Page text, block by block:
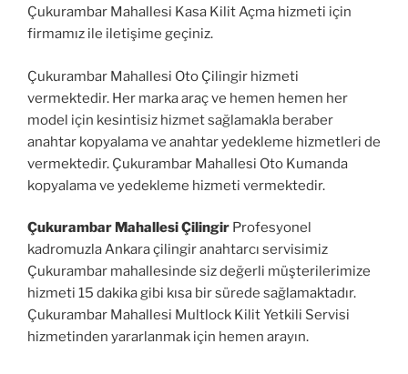
Çukurambar Mahallesi Kasa Kilit Açma hizmeti için
firmamız ile iletişime geçiniz.
Çukurambar Mahallesi Oto Çilingir hizmeti
vermektedir. Her marka araç ve hemen hemen her
model için kesintisiz hizmet sağlamakla beraber
anahtar kopyalama ve anahtar yedekleme hizmetleri de
vermektedir. Çukurambar Mahallesi Oto Kumanda
kopyalama ve yedekleme hizmeti vermektedir.
Çukurambar Mahallesi Çilingir Profesyonel
kadromuzla Ankara çilingir anahtarcı servisimiz
Çukurambar mahallesinde siz değerli müşterilerimize
hizmeti 15 dakika gibi kısa bir sürede sağlamaktadır.
Çukurambar Mahallesi Multlock Kilit Yetkili Servisi
hizmetinden yararlanmak için hemen arayın.